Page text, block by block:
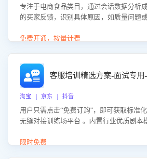
专注于电商食品类目，通过会话数据分析
的买家反馈，识别具体原因，如质量问题
商家降低退款率，提升售后效率。
免费开通，按量计费
客服培训精选方案-面试专
淘宝 | 京东 | 抖音
用户只需点击“免费订购”，即可获取标准
无缝对接训练场平台 。内置行业优质剧本
初始化时间，助力企业快速启动智能客服训
限时免费